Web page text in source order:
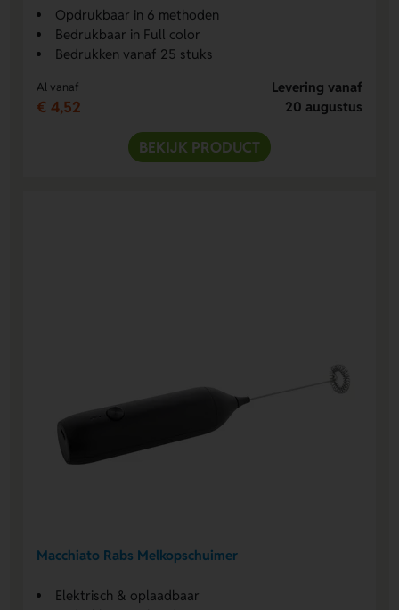
Opdrukbaar in 6 methoden
Bedrukbaar in Full color
Bedrukken vanaf 25 stuks
Al vanaf
€ 4,52
Levering vanaf
20 augustus
BEKIJK PRODUCT
Macchiato Rabs Melkopschuimer
Elektrisch & oplaadbaar